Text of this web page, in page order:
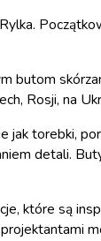
butom
Rosji, na
torebki,
detali.
które są